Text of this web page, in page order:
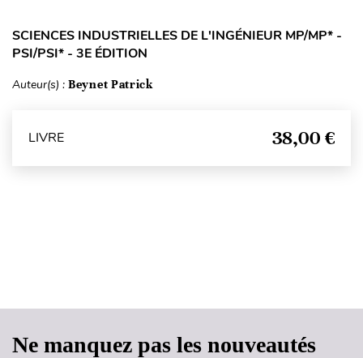
SCIENCES INDUSTRIELLES DE L'INGÉNIEUR MP/MP* -
PSI/PSI* - 3E ÉDITION
Auteur(s) : Beynet Patrick
LIVRE 38,00 €
Ne manquez pas les nouveautés